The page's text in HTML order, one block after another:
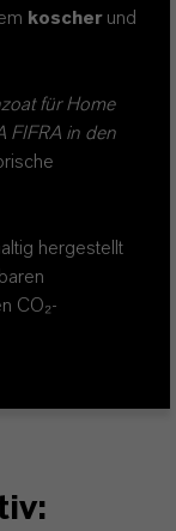
koscher und
für Home
FIFRA in den
hergestellt
CO₂-